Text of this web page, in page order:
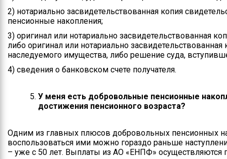
2) нотариально засвидетельствованная копия
пенсионные накопления;
3) оригинал или нотариально засвидетельствованная
либо оригинал или нотариально
наследуемого имущества, либо решение суда,
4) сведения о банковском счете получателя.
У меня есть добровольные пенсионные
достижения пенсионного возраста?
Одним из главных плюсов добровольных пенсионных
воспользоваться ими можно гораздо раньше
– уже с 50 лет. Выплаты из АО «ЕНПФ»